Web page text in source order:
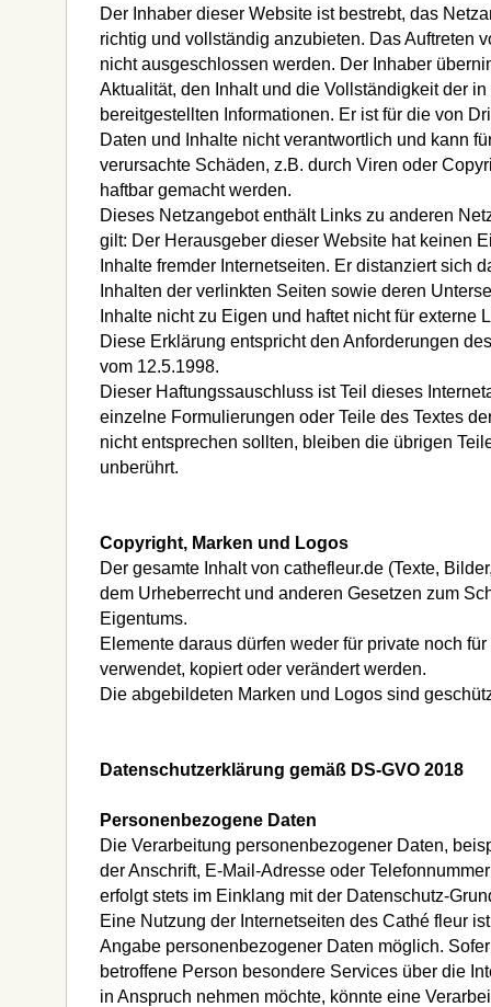
Der Inhaber dieser Website ist bestrebt, das
richtig und vollständig anzubieten. Das Auftreten
nicht ausgeschlossen werden. Der Inhaber
Aktualität, den Inhalt und die Vollständigkeit der
bereitgestellten Informationen. Er ist für die von
Daten und Inhalte nicht verantwortlich und kann
verursachte Schäden, z.B. durch Viren oder
haftbar gemacht werden.
Dieses Netzangebot enthält Links zu anderen
gilt: Der Herausgeber dieser Website hat keinen
Inhalte fremder Internetseiten. Er distanziert sich
Inhalten der verlinkten Seiten sowie deren
Inhalte nicht zu Eigen und haftet nicht für externe
Diese Erklärung entspricht den Anforderungen
vom 12.5.1998.
Dieser Haftungssauschluss ist Teil dieses
einzelne Formulierungen oder Teile des Textes
nicht entsprechen sollten, bleiben die übrigen
unberührt.
Copyright, Marken und Logos
Der gesamte Inhalt von cathefleur.de (Texte,
dem Urheberrecht und anderen Gesetzen zum
Eigentums.
Elemente daraus dürfen weder für private noch
verwendet, kopiert oder verändert werden.
Die abgebildeten Marken und Logos sind
Datenschutzerklärung gemäß DS-GVO 2018
Personenbezogene Daten
Die Verarbeitung personenbezogener Daten,
der Anschrift, E-Mail-Adresse oder
erfolgt stets im Einklang mit der Datenschutz-
Eine Nutzung der Internetseiten des Cathé fleur
Angabe personenbezogener Daten möglich.
betroffene Person besondere Services über die
in Anspruch nehmen möchte, könnte eine